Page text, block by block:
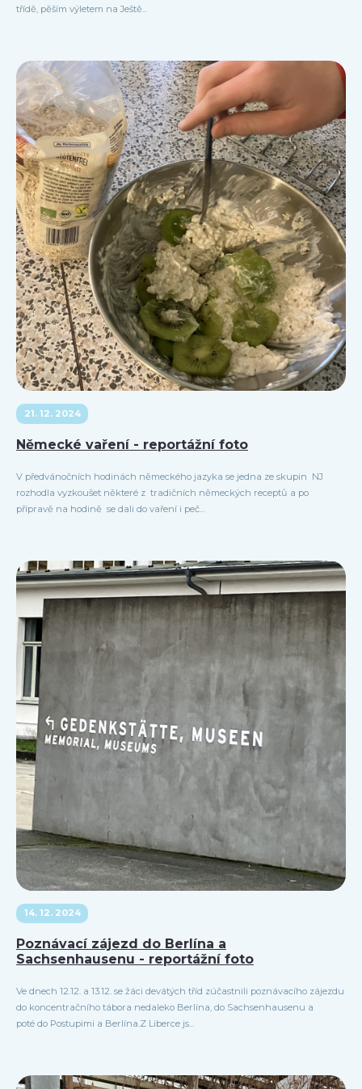
třídě, pěším výletem na Ještě...
21. 12. 2024
Německé vaření - reportážní foto
V předvánočních hodinách německého jazyka se jedna ze skupin NJ
rozhodla vyzkoušet některé z tradičních německých receptů a po
přípravě na hodině se dali do vaření i peč...
14. 12. 2024
Poznávací zájezd do Berlína a
Sachsenhausenu - reportážní foto
Ve dnech 12.12. a 13.12. se žáci devátých tříd zúčastnili poznávacího zájezdu
do koncentračního tábora nedaleko Berlína, do Sachsenhausenu a
poté do Postupimi a Berlína.Z Liberce js...